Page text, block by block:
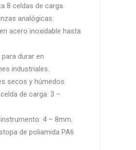
8 celdas de carga.
analógicas.
acero inoxidable hasta
para durar en
industriales.
secos y húmedos.
de carga: 3 –
4 – 8mm.
de poliamida PA6